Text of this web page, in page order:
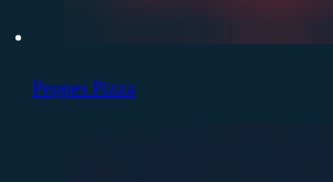
Peppes Pizza